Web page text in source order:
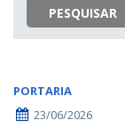
PESQUISAR
PORTARIA
23/06/2026